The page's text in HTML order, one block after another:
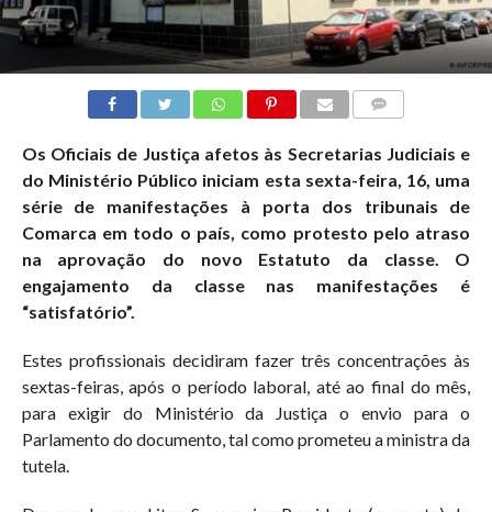
Os Oficiais de Justiça afetos às Secretarias Judiciais e
do Ministério Público iniciam esta sexta-feira, 16, uma
série de manifestações à porta dos tribunais de
Comarca em todo o país, como protesto pelo atraso
na aprovação do novo Estatuto da classe. O
engajamento da classe nas manifestações é
“satisfatório”.
Estes profissionais decidiram fazer três concentrações às
sextas-feiras, após o período laboral, até ao final do mês,
para exigir do Ministério da Justiça o envio para o
Parlamento do documento, tal como prometeu a ministra da
tutela.